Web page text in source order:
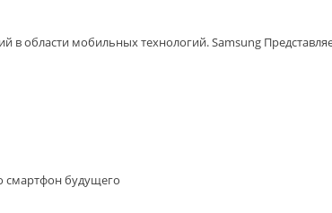
в области мобильных технологий. Samsung
смартфон будущего